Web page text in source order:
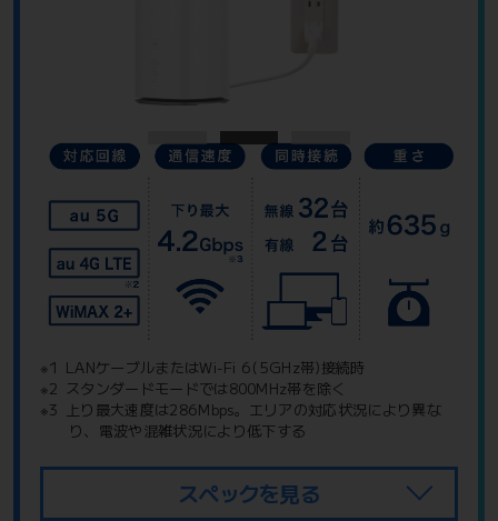
※1 LANケーブルまたはWi-Fi 6(5GHz帯)接続時
※2 スタンダードモードでは800MHz帯を除く
※3
上り最大速度は286Mbps。エリアの対応状況により異な
り、電波や混雑状況により低下する
スペックを見る